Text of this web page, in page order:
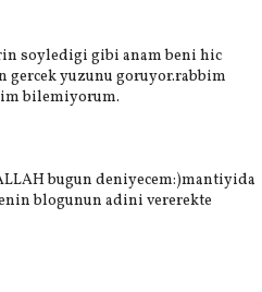
soyledigi gibi anam beni hic
yuzunu goruyor.rabbim
bilemiyorum.
bugun deniyecem:)mantiyida
blogunun adini vererekte